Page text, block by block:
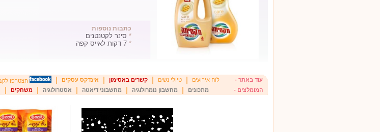
כתבות נוספות
* סינר לקטנטנים
*7 דקות לאייס קפה
עוד באתר - לוח אירועים |טיולי נשים |קשרים באסימון אינדקס עסקים הצטרפו
המומלצים - מתכונים מחשבון נומרולוגיה מחשבוני דיאטה אסטרולוגיה |משחקים